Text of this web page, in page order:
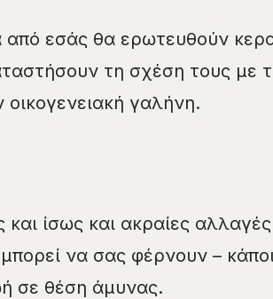
από εσάς θα ερωτευθούν
τη σχέση τους με
οικογενειακή γαλήνη.
και ίσως και ακραίες
να σας φέρνουν –
σε θέση άμυνας.